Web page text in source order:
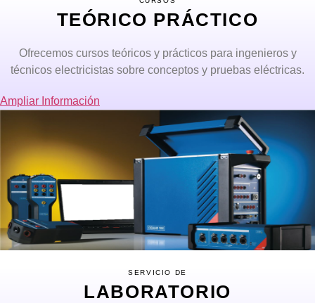
TEÓRICO PRÁCTICO
Ofrecemos cursos teóricos y prácticos para ingenieros y
técnicos electricistas sobre conceptos y pruebas eléctricas.
Ampliar Información
SERVICIO DE
LABORATORIO